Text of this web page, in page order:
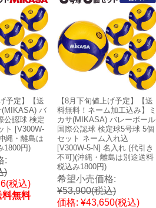
予定】【送
(MIKASA) バ
公認球 検定
ト [V300W-
縄・離島は
1800円)
:
)
(税込)
料無料
【8月下旬値上げ予定】【送
料無料！ネーム加工込み】ミ
カサ(MIKASA) バレーボール
国際公認球 検定球5号球 5個
セット ネーム入れ込
[V300W-5-N] 名入れ (代引き
不可)(沖縄・離島は別途送料
税込み1800円)
希望小売価格:
¥53,900(税込)
価格: ¥43,650(税込)